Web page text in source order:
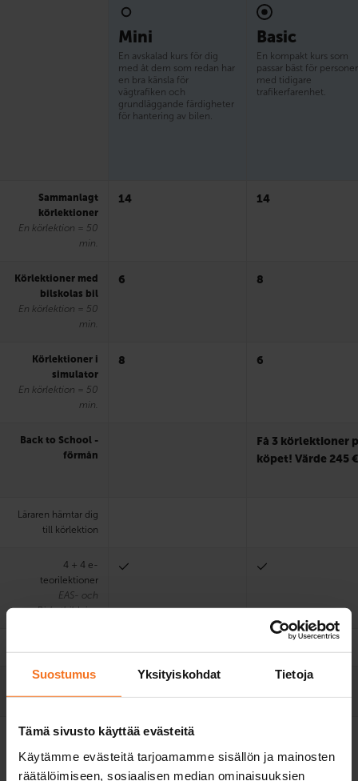
Suostumus Yksityiskohdat Tietoja
Tämä sivusto käyttää evästeitä
Käytämme evästeitä tarjoamamme sisällön ja mainosten
räätälöimiseen, sosiaalisen median ominaisuuksien
Mini
En avskalad kurs för dig
med åt dem som redan har
en bra känsla för
vägtrafiken och
grundläggande färdigheter
för hantering av bilen.
Basic
En kompakt kurs som
passar bäst för personer
med tidigare
trafikerfarenhet.
Sammanlagt
körlektioner
En körlektion = 50
min.
14 14
Körlektioner med
bilskolas bil
En körlektion = 50
min.
6 8
Körlektioner i
simulator
En körlektion = 50
min.
8 6
Back to School -
förmån
Få 3 körlektioner
köpet! Värde 245 €
Läraren hämtar dig
till körlektion
4 + 4 e-
teorilektioner
EAS- och
Riskutbildning
med lärare (45 min)
Användning av
körprov
1. körprov